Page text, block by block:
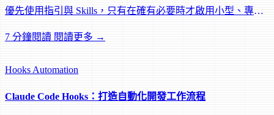
優先使用指引與 Skills，只有在確有必要時才啟用小型、專案
7 分鐘閱讀 閱讀更多 →
Hooks Automation
Claude Code Hooks：打造自動化開發工作流程